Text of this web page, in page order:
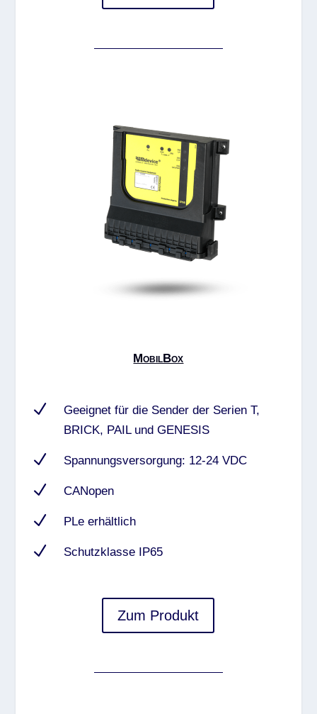
MobilBox
N
Geeignet für die Sender der Serien T,
BRICK, PAIL und GENESIS
N Spannungsversorgung: 12-24 VDC
N CANopen
N PLe erhältlich
N Schutzklasse IP65
Zum Produkt